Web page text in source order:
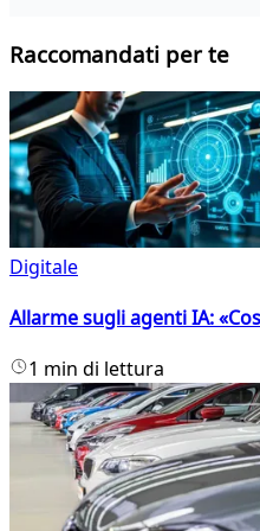
Raccomandati per te
Digitale
Allarme sugli agenti IA:
1 min di lettura